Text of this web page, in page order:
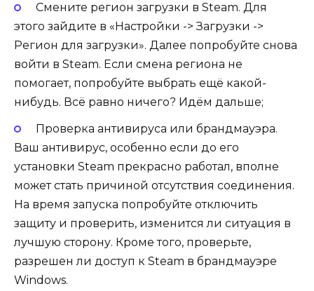
Смените регион загрузки в Steam. Для
этого зайдите в «Настройки -> Загрузки ->
Регион для загрузки». Далее попробуйте снова
войти в Steam. Если смена региона не
помогает, попробуйте выбрать ещё какой-
нибудь. Всё равно ничего? Идём дальше;
Проверка антивируса или брандмауэра.
Ваш антивирус, особенно если до его
установки Steam прекрасно работал, вполне
может стать причиной отсутствия соединения.
На время запуска попробуйте отключить
защиту и проверить, изменится ли ситуация в
лучшую сторону. Кроме того, проверьте,
разрешен ли доступ к Steam в брандмауэре
Windows.